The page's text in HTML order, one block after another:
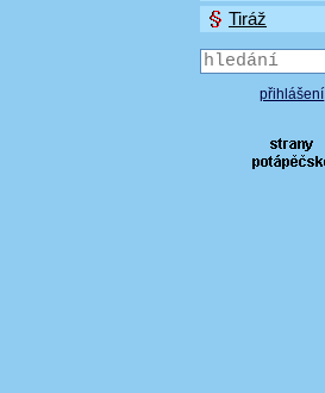
Tiráž
přihlášení